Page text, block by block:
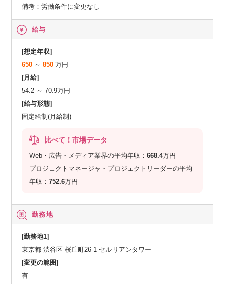
備考：労働条件に変更なし
給与
[想定年収]
650 ～850 万円
[月給]
54.2 ～ 70.9万円
[給与形態]
固定給制(月給制)
比べて！市場データ
Web・広告・メディア業界の平均年収：668.4万円
プロジェクトマネージャ・プロジェクトリーダーの平均
年収：752.6万円
勤務地
[勤務地1]
東京都 渋谷区 桜丘町26-1 セルリアンタワー
[変更の範囲]
有